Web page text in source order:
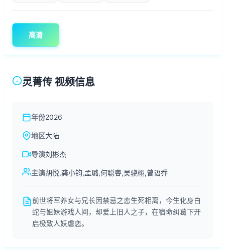
高清
灵菁传 视频信息
年份2026
地区大陆
导演刘彬杰
主演胡悦,龚小钧,孟璐,何聪睿,吴骁栩,曾语乔
前世将军养女与兄长因禁忌之恋生死相离，今生化身白
蛇与姐妹游戏人间，却爱上旧人之子，在宿命纠葛下开
启极致人妖虐恋。